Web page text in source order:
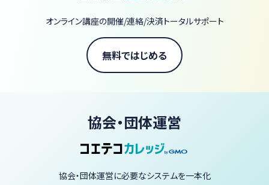
オンライン講座の開催/連絡/決済トータルサポート
無料ではじめる
協会・団体運営
協会・団体運営に必要なシステムを一本化